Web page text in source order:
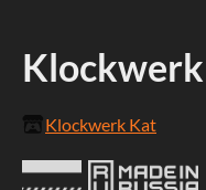
Klockwerk Kat